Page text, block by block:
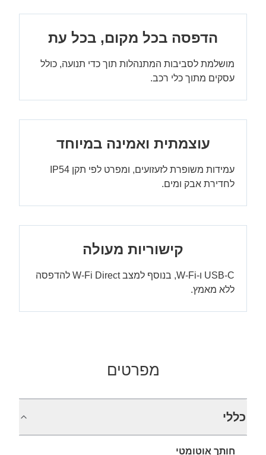
הדפסה בכל מקום, בכל עת
מושלמת לסביבות המתנהלות תוך כדי תנועה, כולל
עסקים מתוך כלי רכב.
עוצמתית ואמינה במיוחד
עמידות משופרת לזעזועים, ומפרט לפי תקן IP54
לחדירת אבק ומים.
קישוריות מעולה
USB-C ו-W-Fi, בנוסף למצב W-Fi Direct להדפסה
ללא מאמץ.
מפרטים
כללי
חותך אוטומטי